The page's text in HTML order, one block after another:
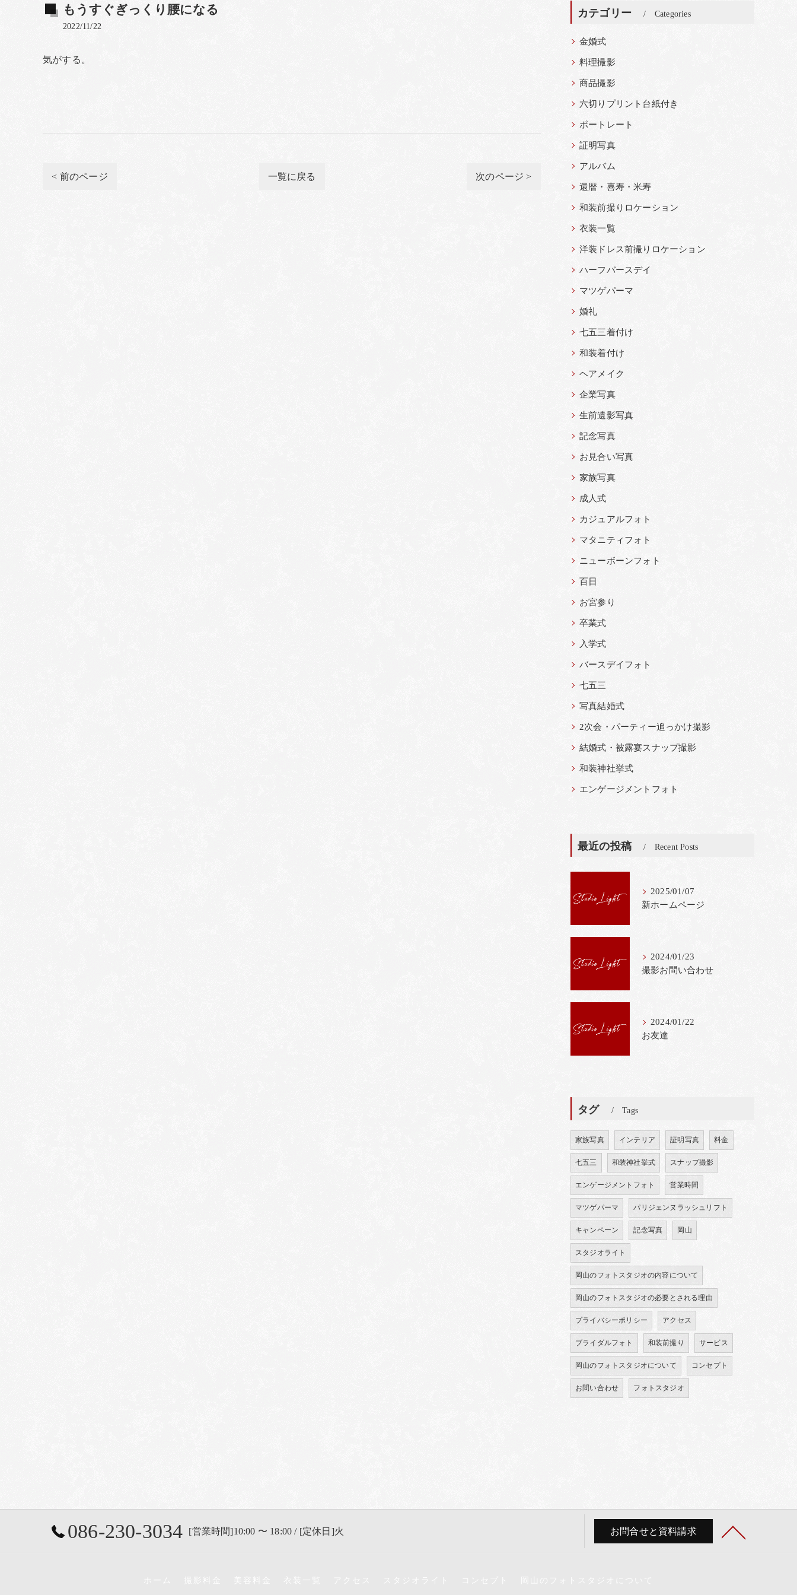
もうすぐぎっくり腰になる
2022/11/22
気がする。
< 前のページ 一覧に戻る 次のページ >
カテゴリー Categories
金婚式
料理撮影
商品撮影
六切りプリント台紙付き
ポートレート
証明写真
アルバム
還暦・喜寿・米寿
和装前撮りロケーション
衣装一覧
洋装ドレス前撮りロケーション
ハーフバースデイ
マツゲパーマ
婚礼
七五三着付け
和装着付け
ヘアメイク
企業写真
生前遺影写真
記念写真
お見合い写真
家族写真
成人式
カジュアルフォト
マタニティフォト
ニューボーンフォト
百日
お宮参り
卒業式
入学式
バースデイフォト
七五三
写真結婚式
2次会・パーティー追っかけ撮影
結婚式・被露宴スナップ撮影
和装神社挙式
エンゲージメントフォト
最近の投稿 Recent Posts
2025/01/07
新ホームページ
2024/01/23
撮影お問い合わせ
2024/01/22
お友達
タグ Tags
家族写真 インテリア 証明写真 料金
七五三 和装神社挙式 スナップ撮影
エンゲージメントフォト 営業時間
マツゲパーマ パリジェンヌラッシュリフト
キャンペーン 記念写真 岡山
スタジオライト
岡山のフォトスタジオの内容について
岡山のフォトスタジオの必要とされる理由
プライバシーポリシー アクセス
ブライダルフォト 和装前撮り サービス
岡山のフォトスタジオについて コンセプト
お問い合わせ フォトスタジオ
086-230-3034 [営業時間]10:00 〜 18:00 / [定休日]火 お問合せと資料請求